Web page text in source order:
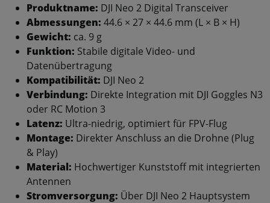
Produktname: DJI Neo 2 Digital Transceiver
Abmessungen: 44.6 × 27 × 44.6 mm (L × B × H)
Gewicht: ca. 9 g
Funktion: Stabile digitale Video- und
Datenübertragung
Kompatibilität: DJI Neo 2
Verbindung: Direkte Integration mit DJI Goggles N3
oder RC Motion 3
Latenz: Ultra-niedrig, optimiert für FPV-Flug
Montage: Direkter Anschluss an die Drohne (Plug
& Play)
Material: Hochwertiger Kunststoff mit integrierten
Antennen
Stromversorgung: Über DJI Neo 2 Hauptsystem